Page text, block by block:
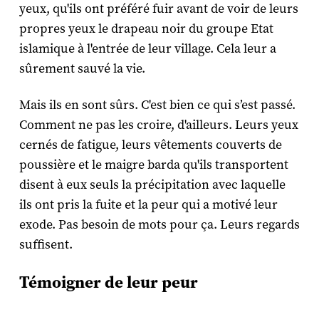
yeux, qu'ils ont préféré fuir avant de voir de leurs
propres yeux le drapeau noir du groupe Etat
islamique à l'entrée de leur village. Cela leur a
sûrement sauvé la vie.
Mais ils en sont sûrs. C'est bien ce qui s’est passé.
Comment ne pas les croire, d'ailleurs. Leurs yeux
cernés de fatigue, leurs vêtements couverts de
poussière et le maigre barda qu'ils transportent
disent à eux seuls la précipitation avec laquelle
ils ont pris la fuite et la peur qui a motivé leur
exode. Pas besoin de mots pour ça. Leurs regards
suffisent.
Témoigner de leur peur